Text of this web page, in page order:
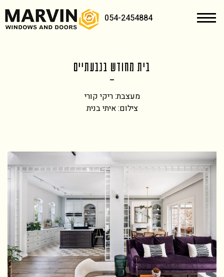
054-2454884
בית מחודש בגבעתיים
מעצבת: ריקי קורי
צילום: איתי בנית